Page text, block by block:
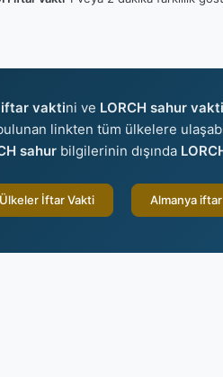
iftar vaktini ve LORCH sahur vakti
linkten tüm ülkelere
sahur bilgilerinin dışında
İftar Vakti Almanya